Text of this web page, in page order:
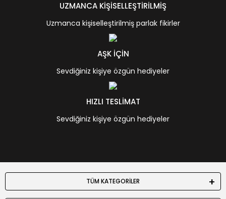
UZMANCA KİŞİSELLEŞTİRİLMİŞ
Uzmanca kişiselleştirilmiş parlak fikirler
AŞK İÇİN
Sevdiğiniz kişiye özgün hediyeler
HIZLI TESLİMAT
Sevdiğiniz kişiye özgün hediyeler
TÜM KATEGORİLER